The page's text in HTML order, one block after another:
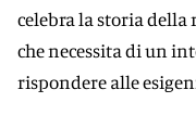
celebra la storia della
che necessita di un
rispondere alle